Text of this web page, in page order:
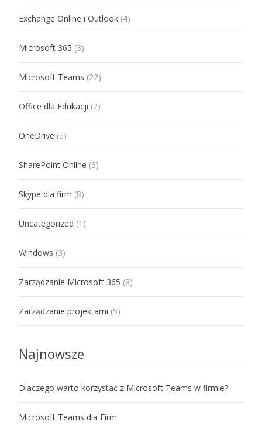
Exchange Online i Outlook (4)
Microsoft 365 (3)
Microsoft Teams (22)
Office dla Edukacji (2)
OneDrive (5)
SharePoint Online (3)
Skype dla firm (8)
Uncategorized (1)
Windows (3)
Zarządzanie Microsoft 365 (8)
Zarządzanie projektami (5)
Najnowsze
Dlaczego warto korzystać z Microsoft Teams w firmie?
Microsoft Teams dla Firm